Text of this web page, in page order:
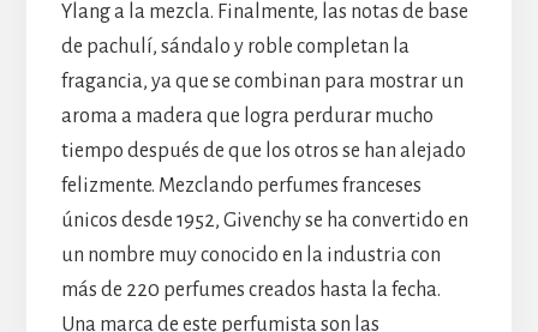
Ylang a la mezcla. Finalmente, las notas de base
de pachulí, sándalo y roble completan la
fragancia, ya que se combinan para mostrar un
aroma a madera que logra perdurar mucho
tiempo después de que los otros se han alejado
felizmente. Mezclando perfumes franceses
únicos desde 1952, Givenchy se ha convertido en
un nombre muy conocido en la industria con
más de 220 perfumes creados hasta la fecha.
Una marca de este perfumista son las